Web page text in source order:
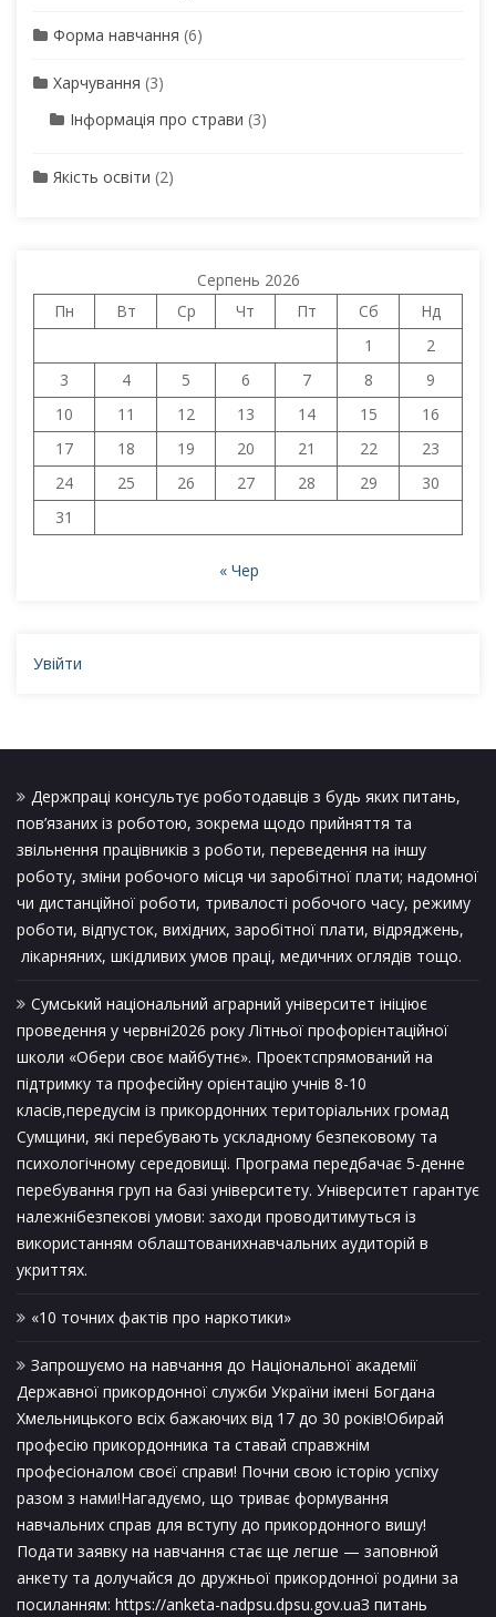
Форма навчання (6)
Харчування (3)
Інформація про страви (3)
Якість освіти (2)
Серпень 2026
Пн
Вт Ср Чт Пт Сб
Нд
1
2
3
4 5 6 7 8
9
10
11 12 13 14 15
16
17
18 19 20 21 22
23
24
25 26 27 28 29
30
31
« Чер
Увійти
Держпраці консультує роботодавців з будь яких питань,
пов’язаних із роботою, зокрема щодо прийняття та
звільнення працівників з роботи, переведення на іншу
роботу, зміни робочого місця чи заробітної плати; надомної
чи дистанційної роботи, тривалості робочого часу, режиму
роботи, відпусток, вихідних, заробітної плати, відряджень,
лікарняних, шкідливих умов праці, медичних оглядів тощо.
Сумський національний аграрний університет ініціює
проведення у червні2026 року Літньої профорієнтаційної
школи «Обери своє майбутнє». Проектспрямований на
підтримку та професійну орієнтацію учнів 8-10
класів,передусім із прикордонних територіальних громад
Сумщини, які перебувають ускладному безпековому та
психологічному середовищі. Програма передбачає 5-денне
перебування груп на базі університету. Університет гарантує
належнібезпекові умови: заходи проводитимуться із
використанням облаштованихнавчальних аудиторій в
укриттях.
«10 точних фактів про наркотики»
Запрошуємо на навчання до Національної академії
Державної прикордонної служби України імені Богдана
Хмельницького всіх бажаючих від 17 до 30 років!Обирай
професію прикордонника та ставай справжнім
професіоналом своєї справи! Почни свою історію успіху
разом з нами!Нагадуємо, що триває формування
навчальних справ для вступу до прикордонного вишу!
Подати заявку на навчання стає ще легше — заповнюй
анкету та долучайся до дружньої прикордонної родини за
посиланням: https://anketa-nadpsu.dpsu.gov.uaЗ питань